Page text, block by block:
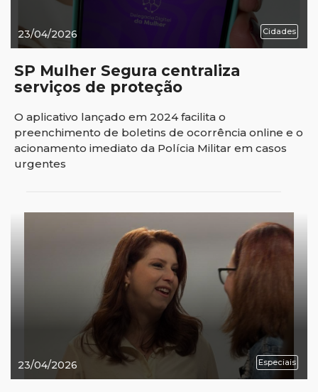
23/04/2026 Cidades
SP Mulher Segura centraliza
serviços de proteção
O aplicativo lançado em 2024 facilita o
preenchimento de boletins de ocorrência online e o
acionamento imediato da Polícia Militar em casos
urgentes
23/04/2026 Especiais